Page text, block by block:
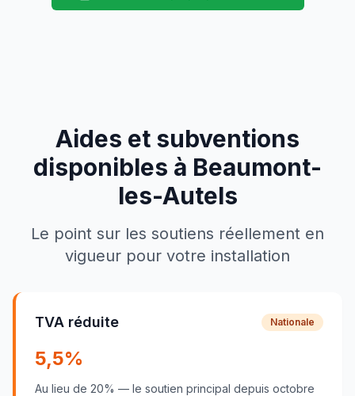
Aides et subventions
disponibles à Beaumont-
les-Autels
Le point sur les soutiens réellement en
vigueur pour votre installation
TVA réduite Nationale
5,5%
Au lieu de 20% — le soutien principal depuis octobre